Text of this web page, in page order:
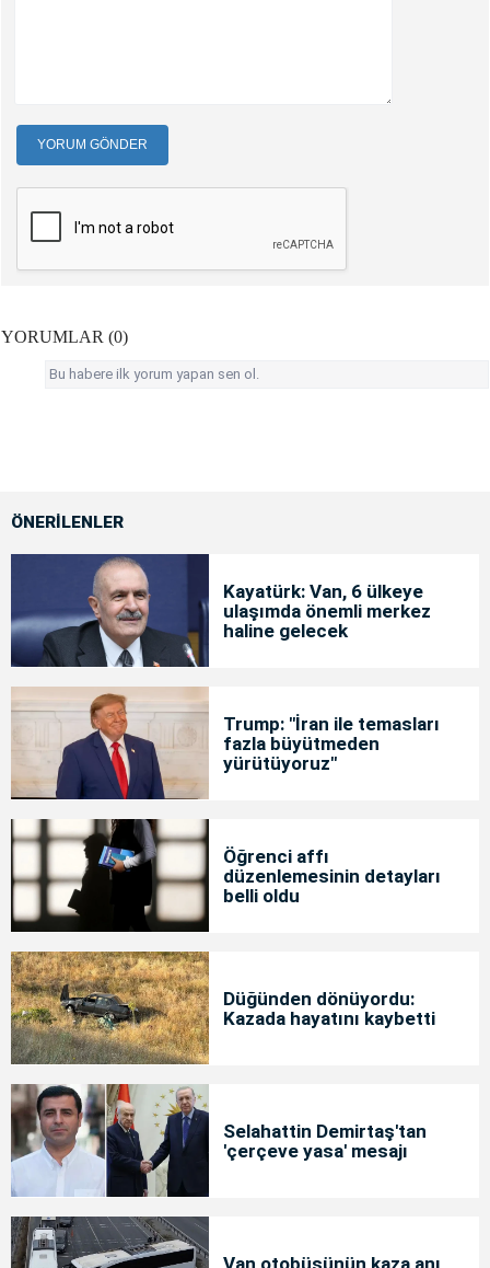
YORUM GÖNDER
YORUMLAR (0)
Bu habere ilk yorum yapan sen ol.
ÖNERİLENLER
Kayatürk: Van, 6 ülkeye
ulaşımda önemli merkez
haline gelecek
Trump: "İran ile temasları
fazla büyütmeden
yürütüyoruz"
Öğrenci affı
düzenlemesinin detayları
belli oldu
Düğünden dönüyordu:
Kazada hayatını kaybetti
Selahattin Demirtaş'tan
'çerçeve yasa' mesajı